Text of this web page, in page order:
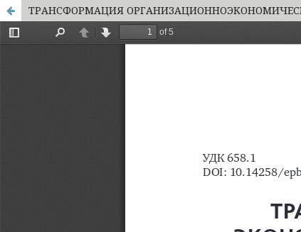
ТРАНСФОРМАЦИЯ